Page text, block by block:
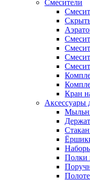
Смесители
Кран
Аксессуары
Полки